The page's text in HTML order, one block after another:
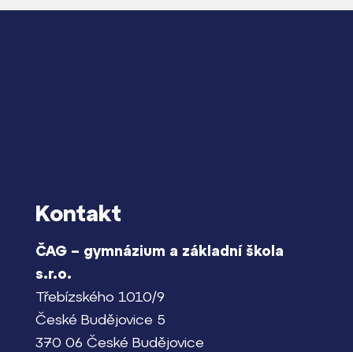
Kontakt
ČAG – gymnázium a základní škola
s.r.o.
Třebízského 1010/9
České Budějovice 5
370 06 České Budějovice